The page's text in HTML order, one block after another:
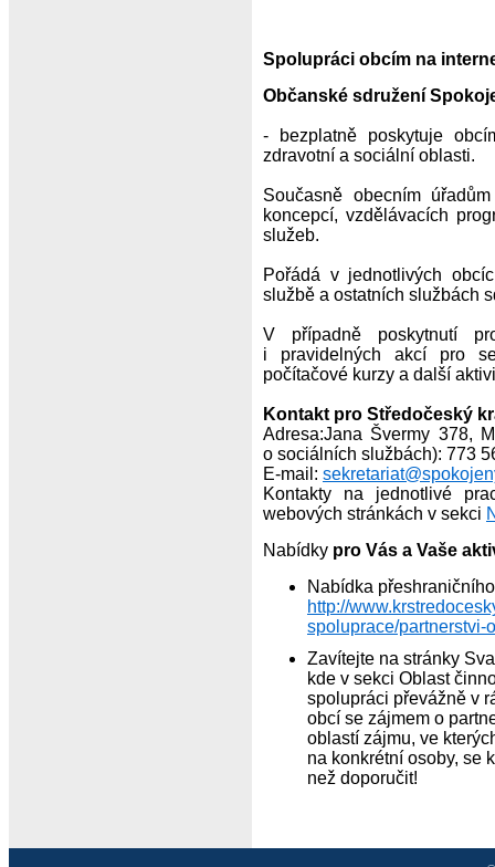
Spolupráci obcím na
Občanské sdružení
- bezplatně poskytuje
zdravotní a sociální oblasti.
Současně obecním
koncepcí, vzdělávacích
služeb.
Pořádá v jednotlivých
službě a ostatních službách
V případně poskytnutí
i pravidelných akcí pro
počítačové kurzy a další
Kontakt pro Středočeský
Adresa:Jana Švermy 378,
o sociálních službách): 773
E-mail:
Kontakty na jednotlivé
webových stránkách v sekci
Nabídky pro Vás a Vaše
Nabídka
http://
spoluprace/partnerstvi-
Zavítejte na stránky
kde v sekci Oblast
spolupráci převážně v
obcí se zájmem o
oblastí zájmu, ve
na konkrétní osoby, se
než doporučit!